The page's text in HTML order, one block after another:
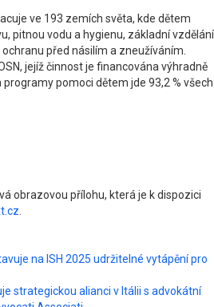
ve 193 zemích světa, kde dětem
pitnou vodu a hygienu, základní vzdělání
před násilím a zneužíváním.
jejíž činnost je financována výhradně
programy pomoci dětem jde 93,2 % všech
obrazovou přílohu, která je k dispozici
na ISH 2025 udržitelné vytápění pro
strategickou alianci v Itálii s advokátní